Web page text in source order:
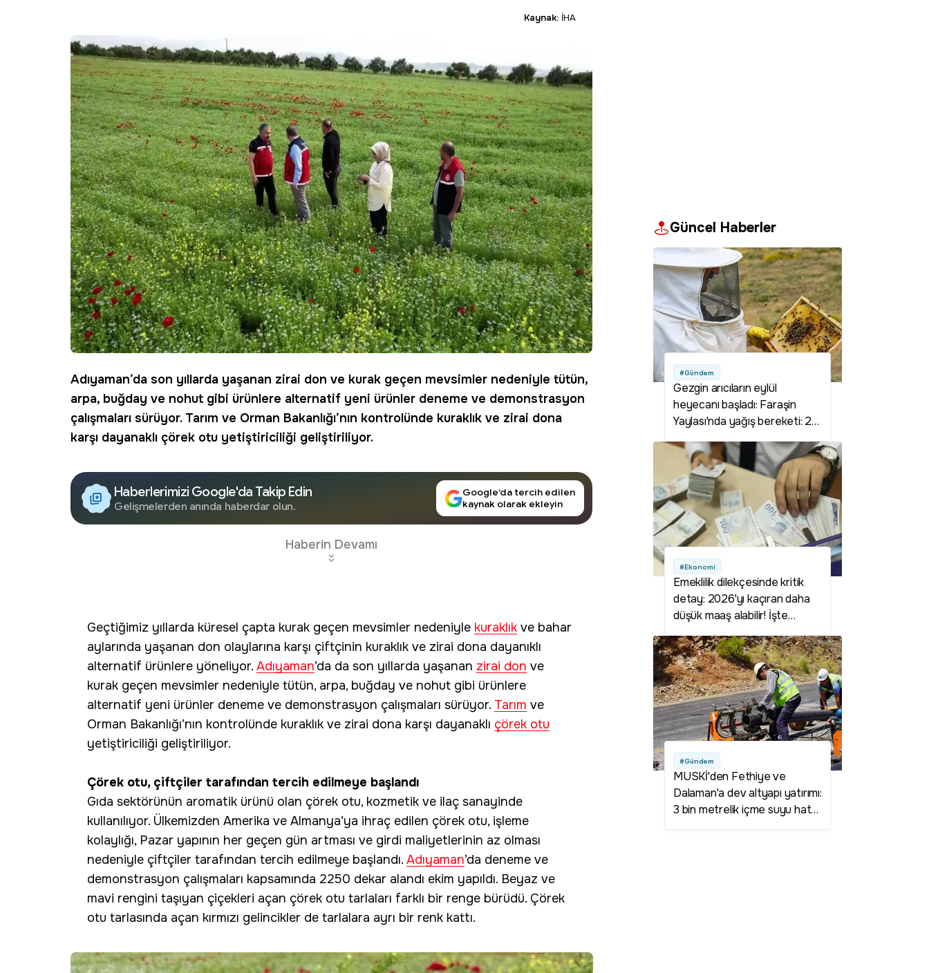
Kaynak: İHA
Adıyaman’da son yıllarda yaşanan zirai don ve kurak geçen mevsimler nedeniyle tütün,
arpa, buğday ve nohut gibi ürünlere alternatif yeni ürünler deneme ve demonstrasyon
çalışmaları sürüyor. Tarım ve Orman Bakanlığı’nın kontrolünde kuraklık ve zirai dona
karşı dayanaklı çörek otu yetiştiriciliği geliştiriliyor.
Haberlerimizi Google'da Takip Edin
Gelişmelerden anında haberdar olun.
Google’da tercih edilen
kaynak olarak ekleyin
Haberin Devamı
Geçtiğimiz yıllarda küresel çapta kurak geçen mevsimler nedeniyle kuraklık ve bahar
aylarında yaşanan don olaylarına karşı çiftçinin kuraklık ve zirai dona dayanıklı
alternatif ürünlere yöneliyor. Adıyaman’da da son yıllarda yaşanan zirai don ve
kurak geçen mevsimler nedeniyle tütün, arpa, buğday ve nohut gibi ürünlere
alternatif yeni ürünler deneme ve demonstrasyon çalışmaları sürüyor. Tarım ve
Orman Bakanlığı’nın kontrolünde kuraklık ve zirai dona karşı dayanaklı çörek otu
yetiştiriciliği geliştiriliyor.
Çörek otu, çiftçiler tarafından tercih edilmeye başlandı
Gıda sektörünün aromatik ürünü olan çörek otu, kozmetik ve ilaç sanayinde
kullanılıyor. Ülkemizden Amerika ve Almanya’ya ihraç edilen çörek otu, işleme
kolaylığı, Pazar yapının her geçen gün artması ve girdi maliyetlerinin az olması
nedeniyle çiftçiler tarafından tercih edilmeye başlandı. Adıyaman’da deneme ve
demonstrasyon çalışmaları kapsamında 2250 dekar alandı ekim yapıldı. Beyaz ve
mavi rengini taşıyan çiçekleri açan çörek otu tarlaları farklı bir renge bürüdü. Çörek
otu tarlasında açan kırmızı gelincikler de tarlalara ayrı bir renk kattı.
Güncel Haberler
#Gündem
Gezgin arıcıların eylül
heyecanı başladı: Faraşin
Yaylası'nda yağış bereketi: 2
rekora koşuyor
#Ekonomi
Emeklilik dilekçesinde kritik
detay: 2026'yı kaçıran daha
düşük maaş alabilir! İşte
gereken tarihler
#Gündem
MUSKİ'den Fethiye ve
Dalaman'a dev altyapı yatırımı:
3 bin metrelik içme suyu hattı